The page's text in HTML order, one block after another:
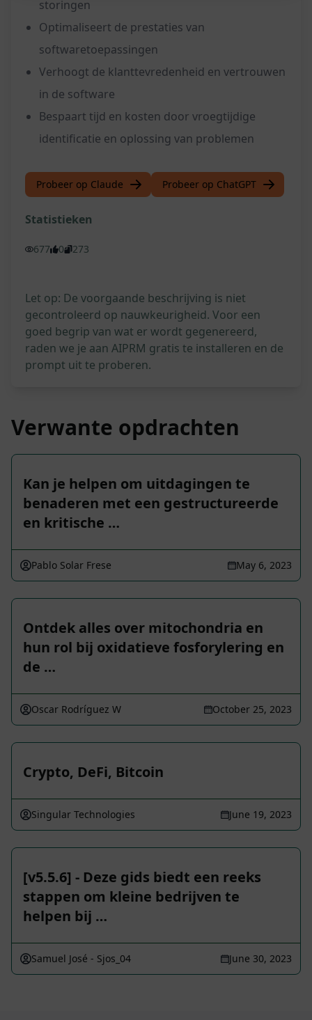
storingen
Optimaliseert de prestaties van
softwaretoepassingen
Verhoogt de klanttevredenheid en vertrouwen
in de software
Bespaart tijd en kosten door vroegtijdige
identificatie en oplossing van problemen
Probeer op Claude Probeer op ChatGPT
Statistieken
677 0 273
Let op: De voorgaande beschrijving is niet
gecontroleerd op nauwkeurigheid. Voor een
goed begrip van wat er wordt gegenereerd,
raden we je aan AIPRM gratis te installeren en de
prompt uit te proberen.
Verwante opdrachten
Kan je helpen om uitdagingen te
benaderen met een gestructureerde
en kritische …
Pablo Solar Frese May 6, 2023
Ontdek alles over mitochondria en
hun rol bij oxidatieve fosforylering en
de …
Oscar Rodríguez W October 25, 2023
Crypto, DeFi, Bitcoin
Singular Technologies June 19, 2023
[v5.5.6] - Deze gids biedt een reeks
stappen om kleine bedrijven te
helpen bij …
Samuel José - Sjos_04 June 30, 2023